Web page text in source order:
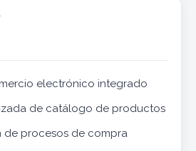
electrónico integrado
de catálogo de productos
de procesos de compra